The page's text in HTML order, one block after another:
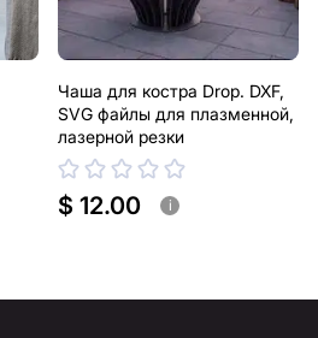
Чаша для костра Drop. DXF,
SVG файлы для плазменной,
лазерной резки
$ 12.00 i